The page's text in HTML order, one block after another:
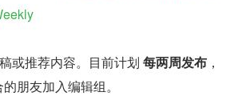
或推荐内容。目前计划 每两周发布 ，
朋友加入编辑组。